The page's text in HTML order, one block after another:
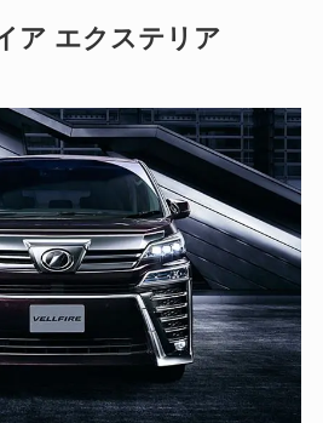
ア エクステリア